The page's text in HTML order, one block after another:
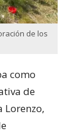
de los
como
de
Lorenzo,